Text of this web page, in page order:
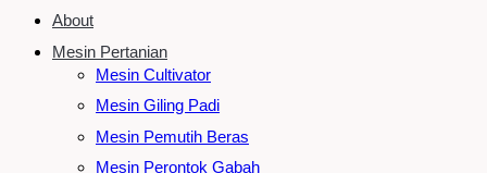
About
Mesin Pertanian
Mesin Cultivator
Mesin Giling Padi
Mesin Pemutih Beras
Mesin Perontok Gabah